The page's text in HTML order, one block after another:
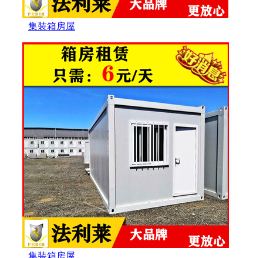
集装箱房屋
集装箱房屋